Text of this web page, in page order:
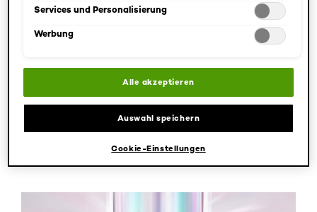
4.6/5 5/5
DEINE ROUTINE FÜR SPIEGELNDEM
GLANZ
Jeder kann ein Gloss-Boss sein !
Services und Personalisierung
Werbung
Alle akzeptieren
Auswahl speichern
Cookie-Einstellungen